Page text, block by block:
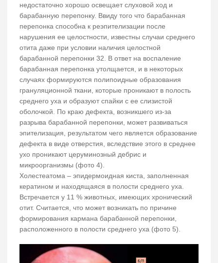
недостаточно хорошо освещает слуховой ход и
барабанную перепонку. Ввиду того что барабанная
перепонка способна к реэпителизации после
нарушения ее целостности, известны случаи среднего
отита даже при условии наличия целостной
барабанной перепонки 32. В ответ на воспаление
барабанная перепонка утолщается, и в некоторых
случаях формируются полипоидные образования
грануляционной ткани, которые проникают в полость
среднего уха и образуют спайки с ее слизистой
оболочкой. По краю дефекта, возникшего из-за
разрыва барабанной перепонки, может развиваться
эпителизация, результатом чего является образование
дефекта в виде отверстия, вследствие этого в среднее
ухо проникают церуминозный дебрис и
микроорганизмы (фото 4).
Холестеатома – эпидермоидная киста, заполненная
кератином и находящаяся в полости среднего уха.
Встречается у 11 % животных, имеющих хронический
отит. Считается, что может возникать по причине
формирования кармана барабанной перепонки,
расположенного в полости среднего уха (фото 5).